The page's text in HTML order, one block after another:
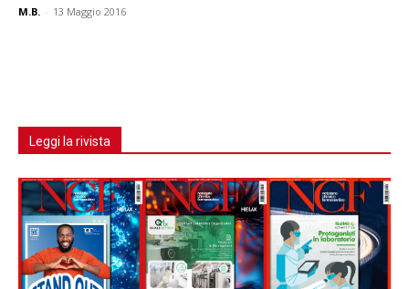
M.B. - 13 Maggio 2016
Leggi la rivista